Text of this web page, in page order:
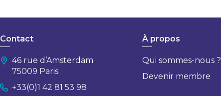
Contact
46 rue d’Amsterdam
75009 Paris
+33(0)1 42 81 53 98
À propos
Qui sommes-nous ?
Devenir membre